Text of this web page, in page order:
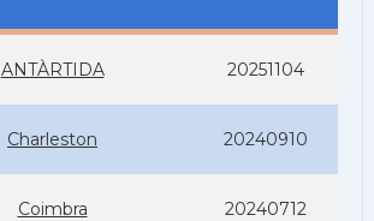
ANTÀRTIDA 20251104
Charleston 20240910
Coimbra 20240712